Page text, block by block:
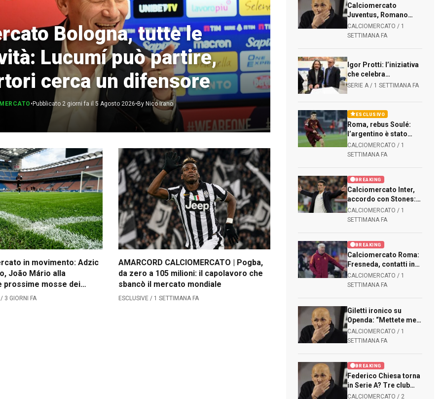
Calciomercato
Serie A
CLASSIFICA
Serie B
CLASSIFICA SERIE B
Contatti
Collabora con noi
La Redazione
→
Bologna, tutte le
Lucumí può partire,
cerca un difensore
•Pubblicato 2 giorni fa il 5 Agosto 2026•By Nico Irano
in movimento: Adzic
João Mário alla
prossime mosse dei
3 GIORNI FA
AMARCORD CALCIOMERCATO | Pogba,
da zero a 105 milioni: il capolavoro che
sbancò il mercato mondiale
ESCLUSIVE / 1 SETTIMANA FA
Calciomercato
Juventus, Romano
conferma: trattativa
avanzata per Kolo
CALCIOMERCATO / 1
SETTIMANA FA
Igor Protti: l’iniziativa
che celebra
l’indimenticato
SERIE A / 1 SETTIMANA FA
ESCLUSIVO
Roma, rebus Soulé:
l’argentino è stato
proposto. Il mercato
giallorosso dipende
CALCIOMERCATO / 1
SETTIMANA FA
BREAKING
Calciomercato Inter,
accordo con Stones:
contratto biennale per
l’ex Manchester City
CALCIOMERCATO / 1
SETTIMANA FA
BREAKING
Calciomercato Roma:
Fresneda, contatti in
crescita: lo spagnolo
può rinforzare la
CALCIOMERCATO / 1
SETTIMANA FA
Giletti ironico su
Openda: “Mettete me
in attacco alla Juve..”
CALCIOMERCATO / 1
SETTIMANA FA
BREAKING
Federico Chiesa torna
in Serie A? Tre club
italiani pensano al
CALCIOMERCATO / 2